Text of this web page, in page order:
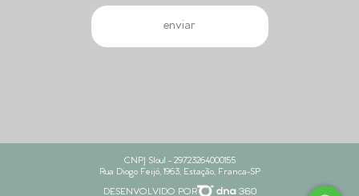
CNPJ Sloul - 29723264000155
Rua Diogo Feijó, 1963, Estação, Franca-SP
DESENVOLVIDO POR